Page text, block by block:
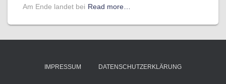
Am Ende landet bei Read more…
IMPRESSUM DATENSCHUTZERKLÄRUNG